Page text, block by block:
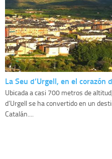
La Seu d’Urgell, en el corazón
Ubicada a casi 700 metros de
d’Urgell se ha convertido en un
Catalán....